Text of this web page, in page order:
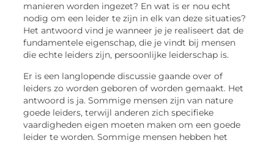
manieren worden ingezet? En wat is er nou echt
nodig om een leider te zijn in elk van deze situaties?
Het antwoord vind je wanneer je je realiseert dat de
fundamentele eigenschap, die je vindt bij mensen
die echte leiders zijn, persoonlijke leiderschap is.
Er is een langlopende discussie gaande over of
leiders zo worden geboren of worden gemaakt. Het
antwoord is ja. Sommige mensen zijn van nature
goede leiders, terwijl anderen zich specifieke
vaardigheden eigen moeten maken om een goede
leider te worden. Sommige mensen hebben het